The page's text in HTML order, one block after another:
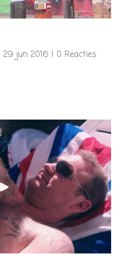
29 jun 2016| 0 Reacties